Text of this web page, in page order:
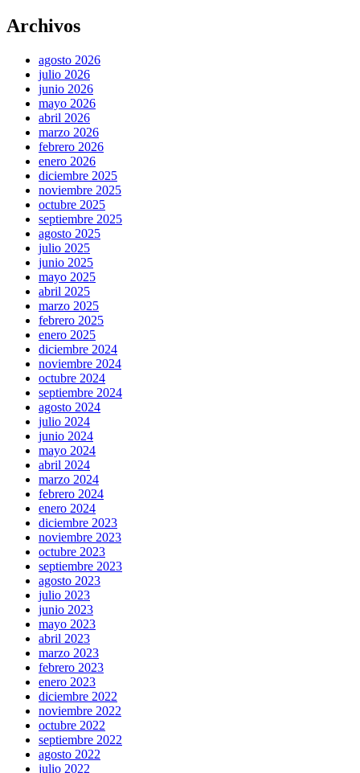
Archivos
agosto 2026
julio 2026
junio 2026
mayo 2026
abril 2026
marzo 2026
febrero 2026
enero 2026
diciembre 2025
noviembre 2025
octubre 2025
septiembre 2025
agosto 2025
julio 2025
junio 2025
mayo 2025
abril 2025
marzo 2025
febrero 2025
enero 2025
diciembre 2024
noviembre 2024
octubre 2024
septiembre 2024
agosto 2024
julio 2024
junio 2024
mayo 2024
abril 2024
marzo 2024
febrero 2024
enero 2024
diciembre 2023
noviembre 2023
octubre 2023
septiembre 2023
agosto 2023
julio 2023
junio 2023
mayo 2023
abril 2023
marzo 2023
febrero 2023
enero 2023
diciembre 2022
noviembre 2022
octubre 2022
septiembre 2022
agosto 2022
julio 2022